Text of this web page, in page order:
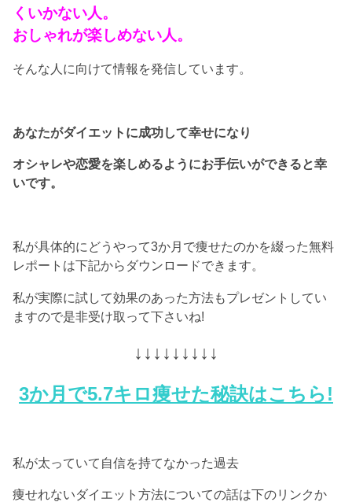
くいかない人。
おしゃれが楽しめない人。
そんな人に向けて情報を発信しています。
あなたがダイエットに成功して幸せになり
オシャレや恋愛を楽しめるようにお手伝いができると幸
いです。
私が具体的にどうやって3か月で痩せたのかを綴った無料
レポートは下記からダウンロードできます。
私が実際に試して効果のあった方法もプレゼントしてい
ますので是非受け取って下さいね!
↓↓↓↓↓↓↓↓↓
3か月で5.7キロ痩せた秘訣はこちら!
私が太っていて自信を持てなかった過去
痩せれないダイエット方法についての話は下のリンクか